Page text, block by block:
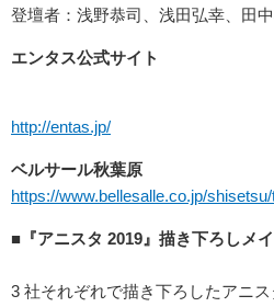
登壇者：浅野恭司、浅田弘幸、田
エンタス公式サイト
http://entas.jp/
ベルサール秋葉原
https://www.bellesalle.co.jp/
■『アニスタ 2019』描き下ろしメ
3 社それぞれで描き下ろしたアニ